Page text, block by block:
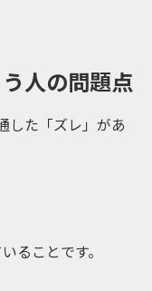
人の問題点
した「ズレ」があ
ることです。